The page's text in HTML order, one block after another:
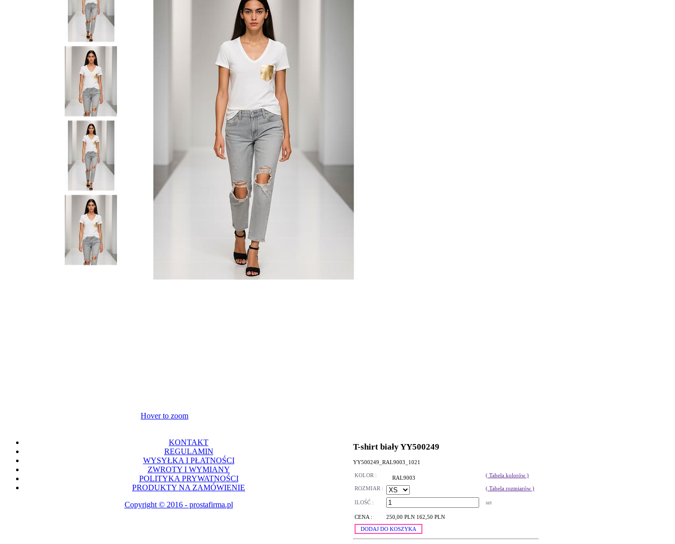
Hover to zoom
T-shirt biały YY500249
YY500249_RAL9003_1021
KOLOR : RAL9003 ( Tabela kolorów )
ROZMIAR : ( Tabela rozmiarów )
ILOŚĆ : szt
CENA : 250,00 PLN 162,50 PLN
DODAJ DO KOSZYKA
KONTAKT
REGULAMIN
WYSYŁKA I PŁATNOŚCI
ZWROTY I WYMIANY
POLITYKA PRYWATNOŚCI
PRODUKTY NA ZAMÓWIENIE
Copyright © 2016 - prostafirma.pl